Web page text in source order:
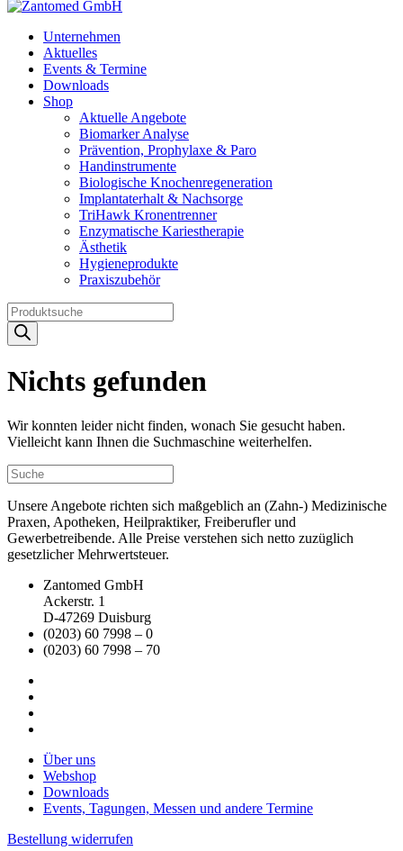
Unternehmen
Aktuelles
Events & Termine
Downloads
Shop
Aktuelle Angebote
Biomarker Analyse
Prävention, Prophylaxe & Paro
Handinstrumente
Biologische Knochenregeneration
Implantaterhalt & Nachsorge
TriHawk Kronentrenner
Enzymatische Kariestherapie
Ästhetik
Hygieneprodukte
Praxiszubehör
Products
search
Nichts gefunden
Wir konnten leider nicht finden, wonach Sie gesucht haben.
Vielleicht kann Ihnen die Suchmaschine weiterhelfen.
Unsere Angebote richten sich maßgeblich an (Zahn-) Medizinische
Praxen, Apotheken, Heilpraktiker, Freiberufler und
Gewerbetreibende. Alle Preise verstehen sich netto zuzüglich
gesetzlicher Mehrwertsteuer.
Zantomed GmbH
Ackerstr. 1
D-47269 Duisburg
(0203) 60 7998 – 0
(0203) 60 7998 – 70
Über uns
Webshop
Downloads
Events, Tagungen, Messen und andere Termine
Bestellung widerrufen